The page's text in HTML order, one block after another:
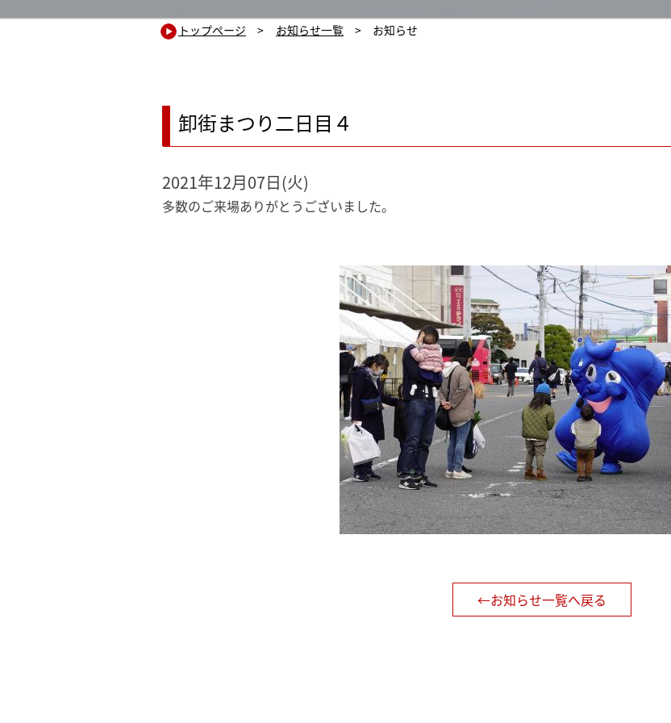
トップページ > お知らせ一覧 > お知らせ
卸街まつり二日目４
2021年12月07日(火)
多数のご来場ありがとうございました。
←お知らせ一覧へ戻る